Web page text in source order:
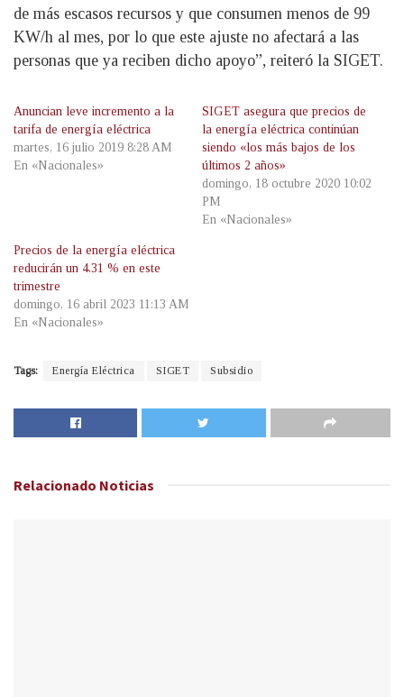
de más escasos recursos y que consumen menos de 99
KW/h al mes, por lo que este ajuste no afectará a las
personas que ya reciben dicho apoyo”, reiteró la SIGET.
Anuncian leve incremento a la
tarifa de energía eléctrica
martes, 16 julio 2019 8:28 AM
En «Nacionales»
SIGET asegura que precios de
la energía eléctrica continúan
siendo «los más bajos de los
últimos 2 años»
domingo, 18 octubre 2020 10:02
PM
En «Nacionales»
Precios de la energía eléctrica
reducirán un 4.31 % en este
trimestre
domingo, 16 abril 2023 11:13 AM
En «Nacionales»
Tags: Energía Eléctrica SIGET Subsidio
Relacionado Noticias